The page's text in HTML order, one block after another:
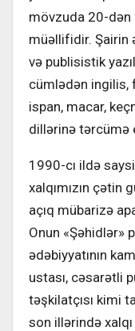
mövzuda 20-dən
müəllifidir. Şairin
və publisistik
cümlədən ingilis,
ispan, macar,
dillərinə tərcümə
1990-cı ildə
xalqımızın çətin
açıq mübarizə
Onun «Şəhidlər»
ədəbiyyatının
ustası, cəsarətli
təşkilatçısı kimi
son illərində